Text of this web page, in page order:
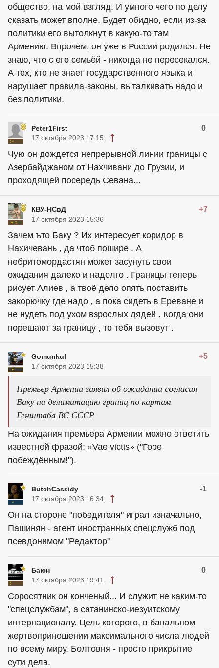
общество, на мой взгляд. И умного чего по делу
сказать может вполне. Будет обидно, если из-за
политики его вытолкнут в какую-то там
Армению. Впрочем, он уже в России родился. Не
знаю, что с его семьёй - никогда не пересекался.
А тех, кто не знает государственного языка и
нарушает правила-законы, выталкивать надо и
без политики.
Peter1First 0
17 октября 2023 17:15
Чую он дождется непрерывной линии границы с
Азербайджаном от Нахчивани до Грузии, и
проходящей посередь Севана...
КВУ-НСвД +7
17 октября 2023 15:36
Зачем ъто Баку ? Их интересует коридор в
Нахичевань , да чтоб пошире . А
небритомордастян может засунуть свои
ожидания далеко и надолго . Границы теперь
рисует Алиев , а твоё дело опять поставить
закорючку где надо , а пока сидеть в Ереване и
не нудеть под ухом взрослых дядей . Когда они
порешают за границу , то тебя вызовут .
Gomunkul +5
17 октября 2023 15:38
Премьер Армении заявил об ожидании согласия
Баку на делимитацию границ по картам
Генштаба ВС СССР
На ожидания премьера Армении можно ответить
известной фразой: «Vae victis» ("Горе
побеждённым!").
ButchCassidy -1
17 октября 2023 16:34
Он на стороне "победителя" играл изначально,
Пашинян - агент иностранных спецслужб под
псевдонимом "Редактор"
Баюн 0
17 октября 2023 19:41
Соросятник он конченый... И служит не каким-то
"спецслужбам", а сатанинско-иезуитскому
интернационалу. Цель которого, в банальном
жертвоприношении максимального числа людей
по всему миру. Болтовня - просто прикрытие
сути дела.